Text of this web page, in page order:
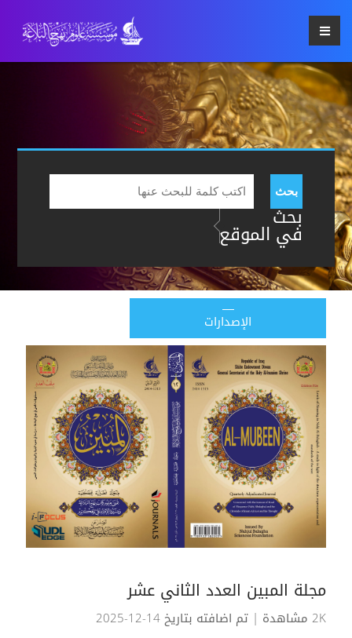
بحث
بحث
في الموقع
الإصدارات
مجلة المبين العدد الثاني عشر
2K مشاهدة
| تم اضافته بتاريخ 14-12-2025